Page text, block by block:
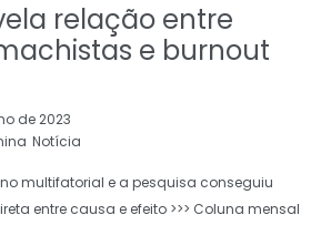
relação entre
e burnout
de 2023
Notícia
multifatorial e a pesquisa conseguiu
entre causa e efeito >>> Coluna mensal